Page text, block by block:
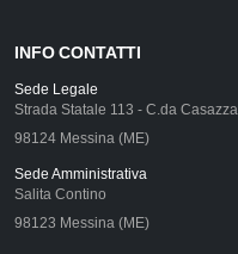
INFO CONTATTI
Sede Legale
Strada Statale 113 - C.da Casazza
98124 Messina (ME)
Sede Amministrativa
Salita Contino
98123 Messina (ME)